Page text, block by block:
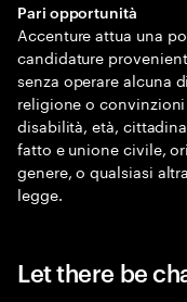
Pari opportunità
Accenture attua una
candidature
senza operare alcuna
religione o
disabilità, età,
fatto e unione civile,
genere, o qualsiasi
legge.
Let there be